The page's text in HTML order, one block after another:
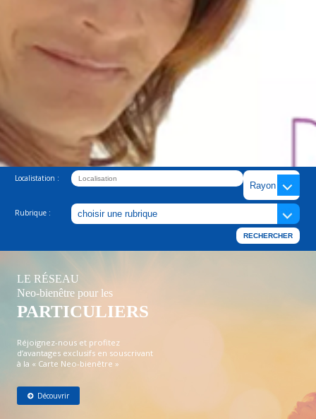
Localistation :
Rubrique :
LE RÉSEAU
Neo-bienêtre pour les
PARTICULIERS
Réjoignez-nous et profitez
d’avantages exclusifs en souscrivant
à la « Carte Neo-bienêtre »
Découvrir